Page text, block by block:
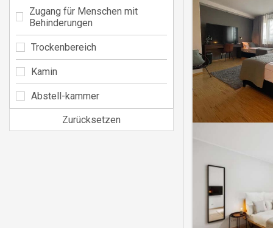
Zugang für Menschen mit
Behinderungen
Trockenbereich
Kamin
Abstell-kammer
Zurücksetzen